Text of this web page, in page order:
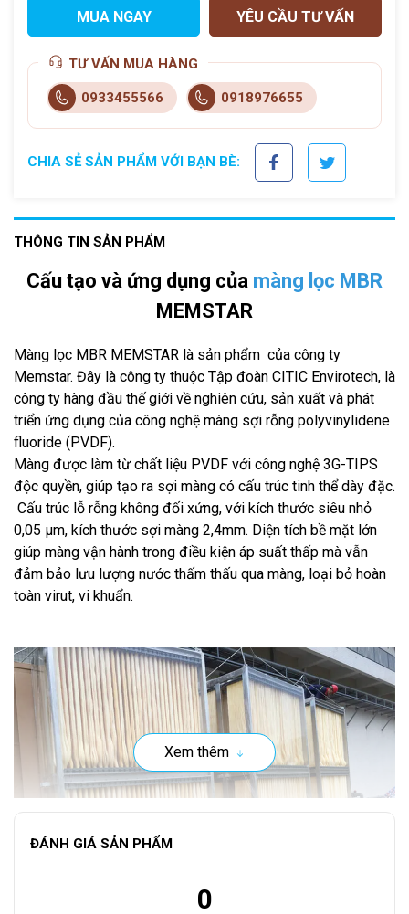
MUA NGAY YÊU CẦU TƯ VẤN
TƯ VẤN MUA HÀNG
0933455566 0918976655
CHIA SẺ SẢN PHẨM VỚI BẠN BÈ:
THÔNG TIN SẢN PHẨM
Cấu tạo và ứng dụng của màng lọc MBR
MEMSTAR
Màng lọc MBR MEMSTAR là sản phẩm của công ty
Memstar. Đây là công ty thuộc Tập đoàn CITIC Envirotech, là
công ty hàng đầu thế giới về nghiên cứu, sản xuất và phát
triển ứng dụng của công nghệ màng sợi rỗng polyvinylidene
fluoride (PVDF).
Màng được làm từ chất liệu PVDF với công nghệ 3G-TIPS
độc quyền, giúp tạo ra sợi màng có cấu trúc tinh thể dày đặc.
Cấu trúc lỗ rỗng không đối xứng, với kích thước siêu nhỏ
0,05 µm, kích thước sợi màng 2,4mm. Diện tích bề mặt lớn
giúp màng vận hành trong điều kiện áp suất thấp mà vẫn
đảm bảo lưu lượng nước thấm thấu qua màng, loại bỏ hoàn
toàn virut, vi khuẩn.
Xem thêm
ĐÁNH GIÁ SẢN PHẨM
0